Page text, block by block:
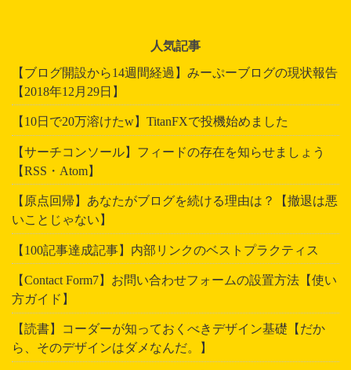
人気記事
【ブログ開設から14週間経過】みーぷーブログの現状報告
【2018年12月29日】
【10日で20万溶けたw】TitanFXで投機始めました
【サーチコンソール】フィードの存在を知らせましょう
【RSS・Atom】
【原点回帰】あなたがブログを続ける理由は？【撤退は悪
いことじゃない】
【100記事達成記事】内部リンクのベストプラクティス
【Contact Form7】お問い合わせフォームの設置方法【使い
方ガイド】
【読書】コーダーが知っておくべきデザイン基礎【だか
ら、そのデザインはダメなんだ。】